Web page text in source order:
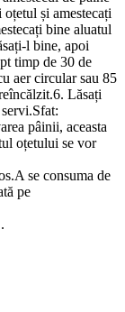
și amestecați
bine aluatul
l bine, apoi
timp de 30 de
aer circular sau 85
Lăsați
pâinii, aceasta
oțetului se vor
se consuma de
pe